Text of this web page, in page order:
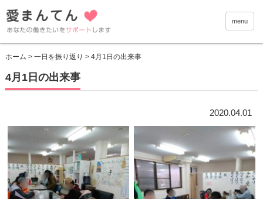
愛まん
menu
ホーム > 一日を振り返り > 4月1日の出来事
4月1日の出来事
2020.04.01